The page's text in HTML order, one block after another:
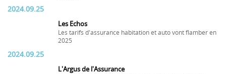
2024.09.25
Les Echos
Les tarifs d'assurance habitation et auto vont flamber en
2025
2024.09.25
L'Argus de l'Assurance